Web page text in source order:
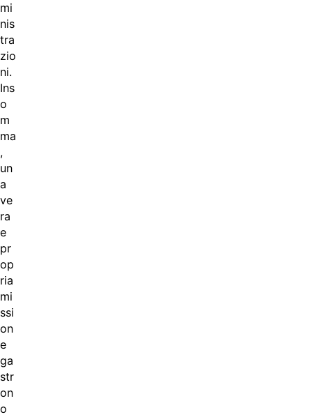
mi
nis
tra
zio
ni.
Ins
o
m
ma
,
un
a
ve
ra
e
pr
op
ria
mi
ssi
on
e
ga
str
on
o